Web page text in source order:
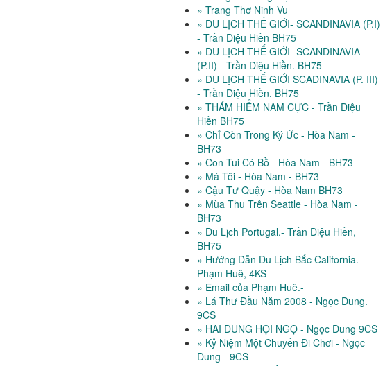
» Trang Thơ Ninh Vu
» DU LỊCH THẾ GIỚI- SCANDINAVIA (P.I)
- Trần Diệu Hiền BH75
» DU LỊCH THẾ GIỚI- SCANDINAVIA
(P.II) - Trần Diệu Hiền. BH75
» DU LỊCH THẾ GIỚI SCADINAVIA (P. III)
- Trần Diệu Hiền. BH75
» THÁM HIỂM NAM CỰC - Trần Diệu
Hiền BH75
» Chỉ Còn Trong Ký Ức - Hòa Nam -
BH73
» Con Tui Có Bồ - Hòa Nam - BH73
» Má Tôi - Hòa Nam - BH73
» Cậu Tư Quậy - Hòa Nam BH73
» Mùa Thu Trên Seattle - Hòa Nam -
BH73
» Du Lịch Portugal.- Trần Diệu Hiền,
BH75
» Hướng Dẫn Du Lịch Bắc California.
Phạm Huê, 4KS
» Email của Phạm Huê.-
» Lá Thư Đầu Năm 2008 - Ngọc Dung.
9CS
» HAI DUNG HỘI NGỘ - Ngọc Dung 9CS
» Kỷ Niệm Một Chuyến Đi Chơi - Ngọc
Dung - 9CS